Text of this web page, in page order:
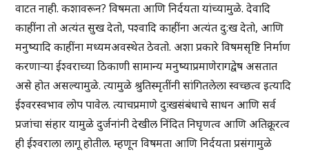
वाटत नाही. कशावरून? विषमता आणि निर्दयता यांच्यामुळे. देवादि
काहींना तो अत्यंत सुख देतो, पश्वादि काहींना अत्यंत दु:ख देतो, आणि
मनुष्यादि काहींना मध्यमअवस्थेत ठेवतो. अशा प्रकारे विषमसृष्टि निर्माण
करणाऱ्या ईश्वराच्या ठिकाणी सामान्य मनुष्याप्रमाणेरागद्वेष असतात
असे होत असल्यामुळे. त्यामुळे श्रुतिस्मृतींनी सांगितलेला स्वच्छत्व इत्यादि
ईश्वरस्वभाव लोप पावेल. त्याचप्रमाणे दुःखसंबंधाचे साधन आणि सर्व
प्रजांचा संहार यामुळे दुर्जनांनी देखील निंदित निघृणत्व आणि अतिक्रूरत्व
ही ईश्वराला लागू होतील. म्हणून विषमता आणि निर्दयता प्रसंगामुळे